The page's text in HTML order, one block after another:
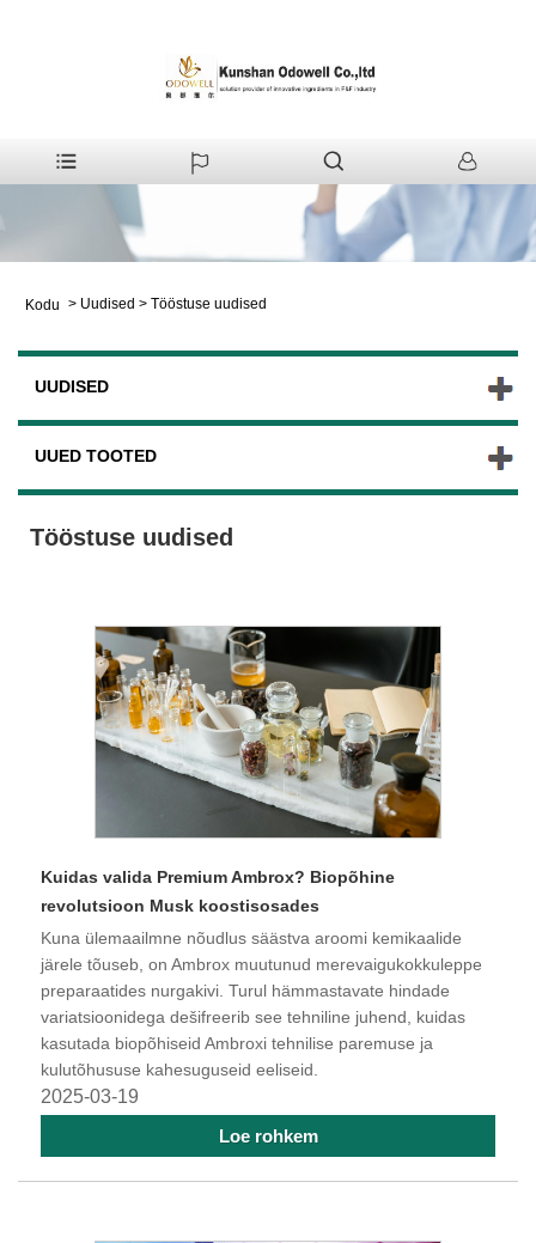
Kodu > Uudised > Tööstuse uudised
UUDISED
UUED TOOTED
Tööstuse uudised
Kuidas valida Premium Ambrox? Biopõhine
revolutsioon Musk koostisosades
Kuna ülemaailmne nõudlus säästva aroomi kemikaalide
järele tõuseb, on Ambrox muutunud merevaigukokkuleppe
preparaatides nurgakivi. Turul hämmastavate hindade
variatsioonidega dešifreerib see tehniline juhend, kuidas
kasutada biopõhiseid Ambroxi tehnilise paremuse ja
kulutõhususe kahesuguseid eeliseid.
2025-03-19
Loe rohkem